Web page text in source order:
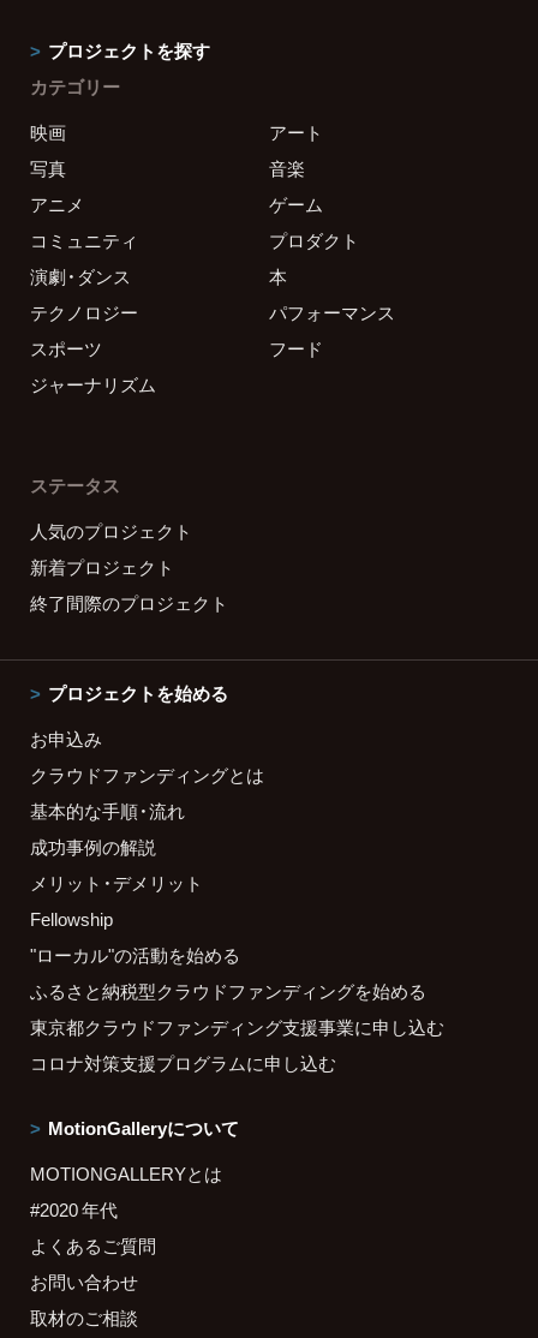
プロジェクトを探す
カテゴリー
映画
アート
写真
音楽
アニメ
ゲーム
コミュニティ
プロダクト
演劇・ダンス
本
テクノロジー
パフォーマンス
スポーツ
フード
ジャーナリズム
ステータス
人気のプロジェクト
新着プロジェクト
終了間際のプロジェクト
プロジェクトを始める
お申込み
クラウドファンディングとは
基本的な手順・流れ
成功事例の解説
メリット・デメリット
Fellowship
"ローカル"の活動を始める
ふるさと納税型クラウドファンディングを始める
東京都クラウドファンディング支援事業に申し込む
コロナ対策支援プログラムに申し込む
MotionGalleryについて
MOTIONGALLERYとは
#2020 年代
よくあるご質問
お問い合わせ
取材のご相談